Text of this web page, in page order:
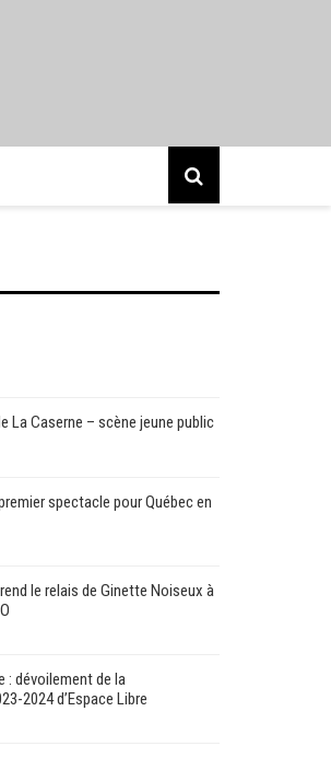
La Caserne – scène jeune public
spectacle pour Québec en
le relais de Ginette Noiseux à
: dévoilement de la
2024 d’Espace Libre